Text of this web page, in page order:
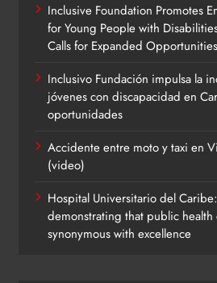
Inclusive Foundation Promotes
for Young People with
Calls for Expanded Opportunities
Inclusivo Fundación impulsa la
jóvenes con discapacidad en
oportunidades
Accidente entre moto y taxi en
(video)
Hospital Universitario del
demonstrating that public health
synonymous with excellence